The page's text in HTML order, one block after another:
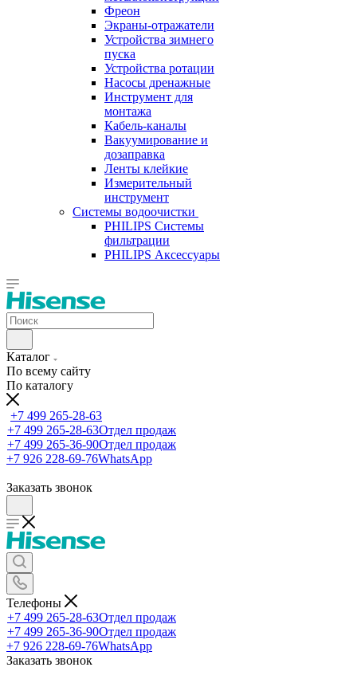
Фреон
Экраны-отражатели
Устройства зимнего
пуска
Устройства ротации
Насосы дренажные
Инструмент для
монтажа
Кабель-каналы
Вакуумирование и
дозаправка
Ленты клейкие
Измерительный
инструмент
Системы водоочистки
PHILIPS Системы
фильтрации
PHILIPS Аксессуары
Каталог
По всему сайту
По каталогу
+7 499 265-28-63
+7 499 265-28-63Отдел продаж
+7 499 265-36-90Отдел продаж
+7 926 228-69-76WhatsApp
Заказать звонок
Телефоны
+7 499 265-28-63Отдел продаж
+7 499 265-36-90Отдел продаж
+7 926 228-69-76WhatsApp
Заказать звонок